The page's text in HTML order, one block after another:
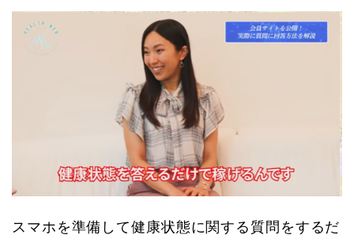
スマホを準備して健康状態に関する質問をするだ